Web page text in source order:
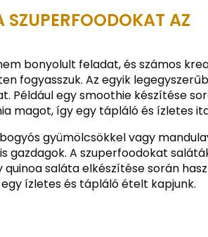
SZUPERFOODOKAT AZ
bonyolult feladat, és számos
fogyasszuk. Az egyik
Például egy smoothie készítése
magot, így egy tápláló és ízletes
gyümölcsökkel vagy
gazdagok. A szuperfoodokat
quinoa saláta elkészítése során
ízletes és tápláló ételt kapjunk.